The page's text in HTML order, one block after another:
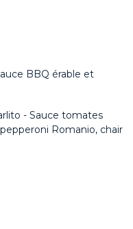
BBQ érable et
- Sauce tomates
Romanio, chair